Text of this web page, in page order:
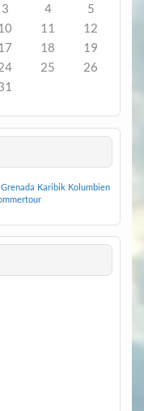
3 4
5
10 11
12
17 18
19
25
26
Grenada Karibik Kolumbien